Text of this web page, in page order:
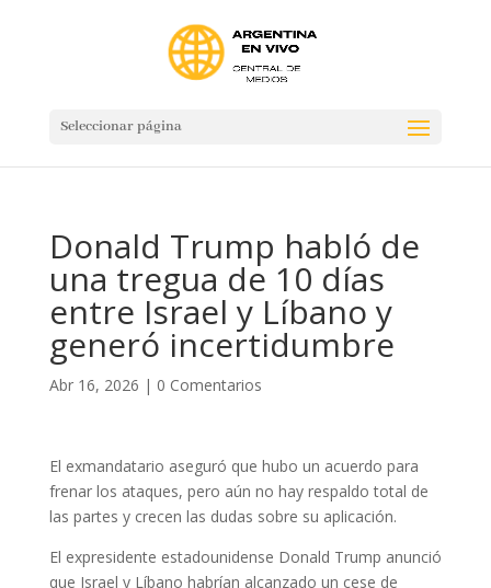
Seleccionar página
Donald Trump habló de
una tregua de 10 días
entre Israel y Líbano y
generó incertidumbre
Abr 16, 2026 | 0 Comentarios
El exmandatario aseguró que hubo un acuerdo para
frenar los ataques, pero aún no hay respaldo total de
las partes y crecen las dudas sobre su aplicación.
El expresidente estadounidense Donald Trump anunció
que Israel y Líbano habrían alcanzado un cese de